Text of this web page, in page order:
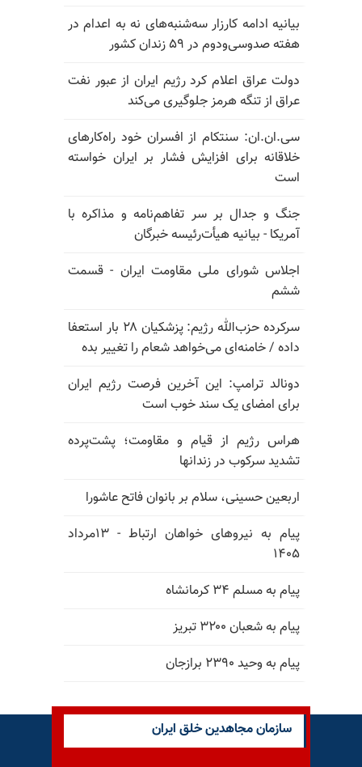
بیانیه ادامه کارزار سه‌شنبه‌های نه به اعدام در
هفته صدوسی‌و‌دوم در ۵۹ زندان کشور
دولت عراق اعلام کرد رژیم ایران از عبور نفت
عراق از تنگه هرمز جلوگیری می‌کند
سی.ان.ان: سنتکام از افسران خود راه‌کارهای
خلاقانه برای افزایش فشار بر ایران خواسته
است
جنگ و جدال بر سر تفاهم‌نامه و مذاکره با
آمریکا - بیانیه هیأت‌رئیسه خبرگان
اجلاس شورای ملی مقاومت ایران - قسمت
ششم
سرکرده حزب‌الله رژیم: پزشکیان ۲۸ بار استعفا
داده / خامنه‌ای می‌خواهد شعام را تغییر بده
دونالد ترامپ: این آخرین فرصت رژیم ایران
برای امضای یک سند خوب است
هراس رژیم از قیام و مقاومت؛ پشت‌پرده
تشدید سرکوب در زندانها
اربعین حسینی، سلام بر بانوان فاتح عاشورا
پیام به نیروهای خواهان ارتباط - ۱۳مرداد
۱۴۰۵
پیام به مسلم ۳۴ کرمانشاه
پیام به شعبان ۳۲۰۰ تبریز
پیام به وحید ۲۳۹۰ برازجان
سازمان مجاهدین خلق ایران